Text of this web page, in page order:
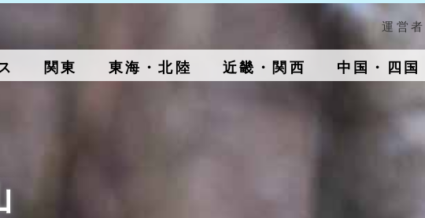
運営者
関東 東海・北陸 近畿・関西 中国・四国